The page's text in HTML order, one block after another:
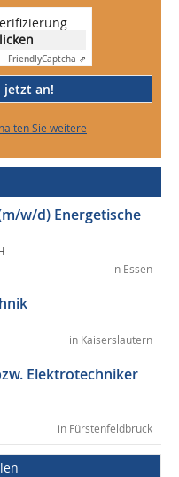
FriendlyCaptcha ⇗
jetzt an!
Sie weitere
w/d) Energetische
in Essen
in Kaiserslautern
Elektrotechniker
in Fürstenfeldbruck